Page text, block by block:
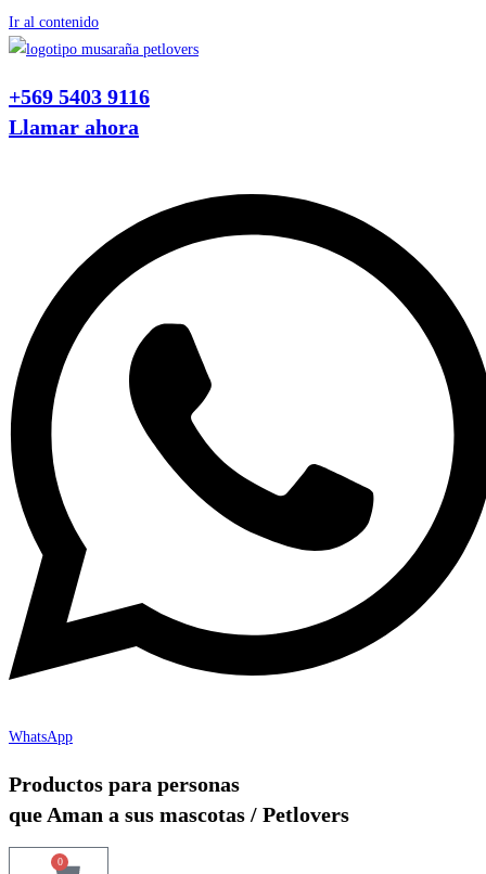
Ir al contenido
+569 5403 9116
Llamar ahora
WhatsApp
Productos para personas
que Aman a sus mascotas / Petlovers
0